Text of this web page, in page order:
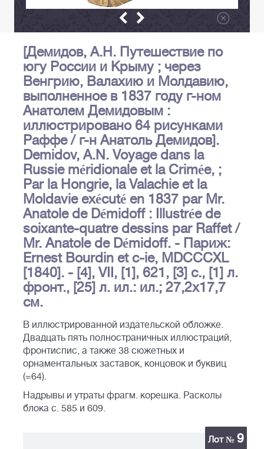
[Демидов, А.Н. Путешествие по
югу России и Крыму ; через
Венгрию, Валахию и Молдавию,
выполненное в 1837 году г-ном
Анатолем Демидовым :
иллюстрировано 64 рисунками
Раффе / г-н Анатоль Демидов].
Demidov, A.N. Voyage dans la
Russie méridionale et la Crimée, ;
Par la Hongrie, la Valachie et la
Moldavie exécuté en 1837 par Mr.
Anatole de Démidoff : Illustrée de
soixante-quatre dessins par Raffet /
Mr. Anatole de Démidoff. - Париж:
Ernest Bourdin et c-ie, MDCCCXL
[1840]. - [4], VII, [1], 621, [3] с., [1] л.
фронт., [25] л. ил.: ил.; 27,2х17,7
см.
В иллюстрированной издательской обложке.
Двадцать пять полностраничных иллюстраций,
фронтиспис, а также 38 сюжетных и
орнаментальных заставок, концовок и буквиц
(=64).
Надрывы и утраты фрагм. корешка. Расколы
блока с. 585 и 609.
Лот № 9